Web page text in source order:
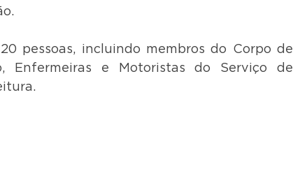
pessoas, incluindo membros do Corpo de
Enfermeiras e Motoristas do Serviço de